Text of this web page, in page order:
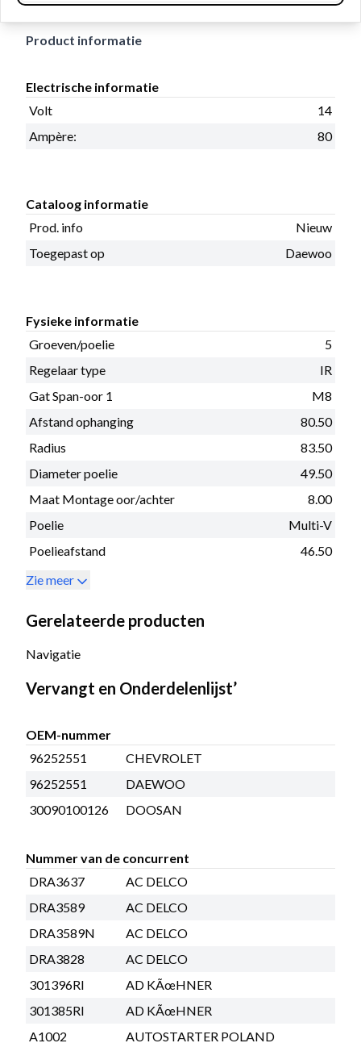
Product informatie
Electrische informatie
Volt
14
Ampère:
80
Cataloog informatie
Prod. info
Nieuw
Toegepast op
Daewoo
Fysieke informatie
Groeven/poelie
5
Regelaar type
IR
Gat Span-oor 1
M8
Afstand ophanging
80.50
Radius
83.50
Diameter poelie
49.50
Maat Montage oor/achter
8.00
Poelie
Multi-V
Poelieafstand
46.50
Zie meer
Gerelateerde producten
Navigatie
Vervangt en Onderdelenlijst’
OEM-nummer
96252551
CHEVROLET
96252551
DAEWOO
30090100126
DOOSAN
Nummer van de concurrent
DRA3637
AC DELCO
DRA3589
AC DELCO
DRA3589N
AC DELCO
DRA3828
AC DELCO
301396RI
AD KÃœHNER
301385RI
AD KÃœHNER
A1002
AUTOSTARTER POLAND